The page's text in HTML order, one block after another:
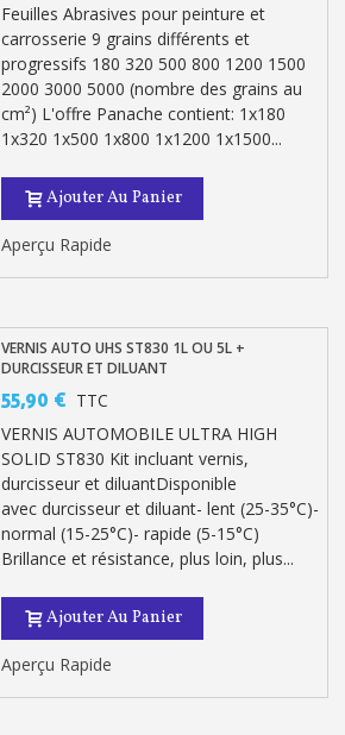
Feuilles Abrasives pour peinture et
carrosserie 9 grains différents et
progressifs 180 320 500 800 1200 1500
2000 3000 5000 (nombre des grains au
cm²) L'offre Panache contient: 1x180
1x320 1x500 1x800 1x1200 1x1500...
Ajouter Au Panier
Aperçu Rapide
VERNIS AUTO UHS ST830 1L OU 5L +
DURCISSEUR ET DILUANT
55,90 € TTC
VERNIS AUTOMOBILE ULTRA HIGH
SOLID ST830 Kit incluant vernis,
durcisseur et diluantDisponible
avec durcisseur et diluant- lent (25-35°C)-
normal (15-25°C)- rapide (5-15°C)
Brillance et résistance, plus loin, plus...
Ajouter Au Panier
Aperçu Rapide